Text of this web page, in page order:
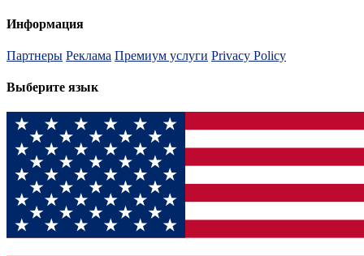
Информация
Партнеры Реклама Премиум услуги Privacy Policy
Выберите язык